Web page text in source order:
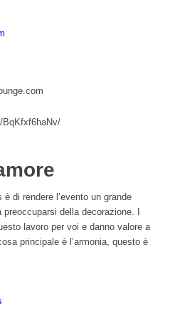
BqKfxf6haNv/
di rendere l’evento un grande
della decorazione. I
lavoro per voi e danno valore a
principale è l’armonia, questo è